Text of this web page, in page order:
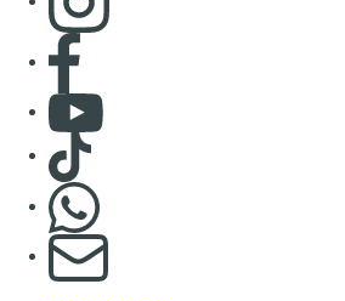
Consulter page Facebook
Consulter Youtube
Consulter TikTok
S'abonner à notre newsletter